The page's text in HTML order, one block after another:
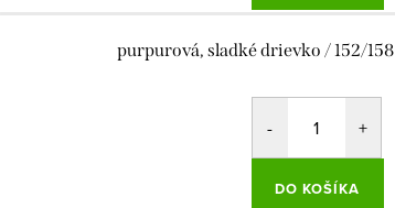
purpurová, sladké drievko / 152/158
DO KOŠÍKA